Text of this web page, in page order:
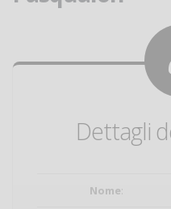
Dettagli
Nome: